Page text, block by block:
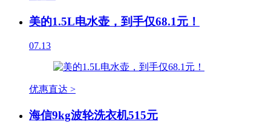
美的1.5L电水壶，到手仅68.1元！
07.13
优惠直达 >
海信9kg波轮洗衣机515元